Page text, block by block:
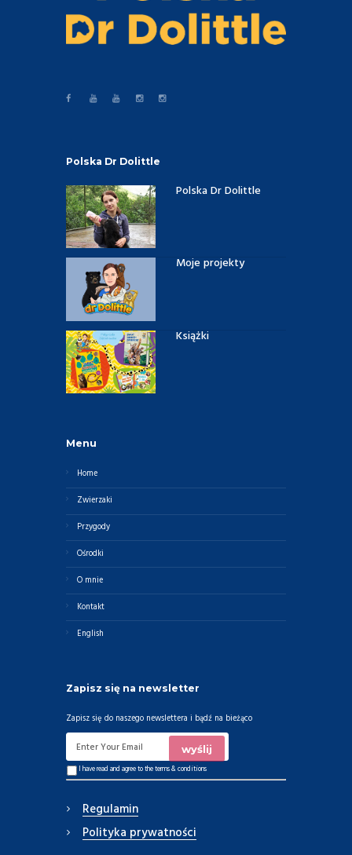
Polska Dr Dolittle
Polska Dr Dolittle
Moje projekty
Książki
Menu
Home
Zwierzaki
Przygody
Ośrodki
O mnie
Kontakt
English
Zapisz się na newsletter
Zapisz się do naszego newslettera i bądź na bieżąco
I have read and agree to theterms & conditions
Regulamin
Polityka prywatności